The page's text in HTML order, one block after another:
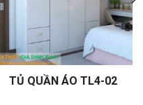
TỦ QUẦN ÁO TL4-02